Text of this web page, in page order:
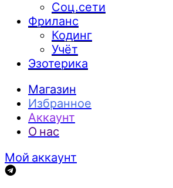
Соц.сети
Фриланс
Кодинг
Учёт
Эзотерика
Магазин
Избранное
Аккаунт
О нас
Мой аккаунт